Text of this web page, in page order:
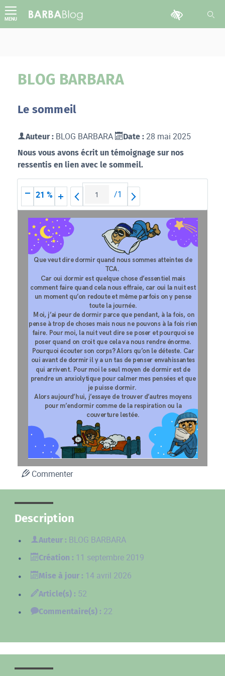
Aller
au
contenu
Outils
MENU
BLOG BARBARA
Le sommeil
Auteur : BLOG BARBARA Date : 28 mai 2025
Nous vous avons écrit un témoignage sur nos
ressentis en lien avec le sommeil.
21 % /1
Que veut dire dormir quand nous sommes atteintes de
TCA.
Car oui dormir est quelque chose d’essentiel mais
comment faire quand cela nous effraie, car oui la nuit est
un moment qu’on redoute et même parfois on y pense
toute la journée.
M oi, j’ai peur de dormir parce que pendant, à la fois, on
pense à trop de choses mais nous ne pouvons à la fois rien
faire. Pour moi, la nuit veut dire se poser et pourquoi se
poser quand on croit que cela va nous rendre énorme.
Pourquoi écouter son corps?Alors qu’on le déteste. Car
oui avant de dormir il y a un tas de penser envahissantes
qui arrivent. Pour moi le seul moyen de dormir est de
prendre un anxiolytique pour calmer mes pensées et que
je puisse dormir.
Alors aujourd’hui, j’essaye de trouver d’autres moyens
pour m’endormir comme de la respiration ou la
couverture lestée.
Commenter
Description
Auteur : BLOG BARBARA
Création : 11 septembre 2019
Mise à jour : 14 avril 2026
Article(s) : 52
Commentaire(s) : 22